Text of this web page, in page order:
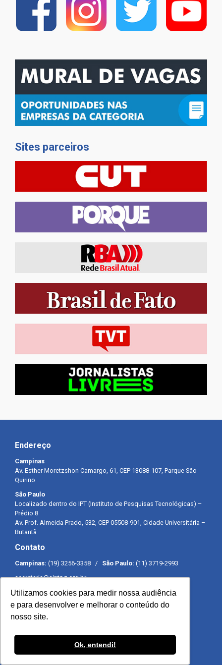
Utilizamos cookies para medir nossa audiência
e para desenvolver e melhorar o conteúdo do
nosso site.
Ok, entendi!
Sites parceiros
Endereço
Campinas
Av. Esther Moretzshon Camargo, 61, CEP 13088-107, Parque São
Quirino
São Paulo
Localizado dentro do IPT (Instituto de Pesquisas Tecnológicas) –
Prédio 8
Av. Prof. Almeida Prado, 532, CEP 05508-901, Cidade Universitária –
Butantã
Contato
Campinas: (19) 3256-3358 / São Paulo: (11) 3719-2993
secretaria@sintpq.org.br
Expediente
Segunda a sexta-feira das 8h às 17h